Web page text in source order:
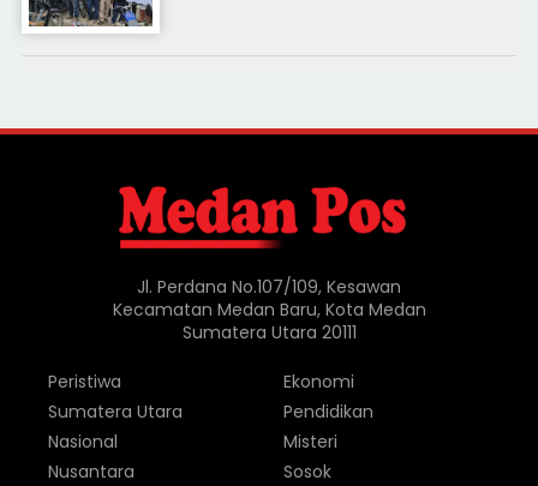
Jl. Perdana No.107/109, Kesawan
Kecamatan Medan Baru, Kota Medan
Sumatera Utara 20111
Peristiwa
Sumatera Utara
Nasional
Nusantara
Ekonomi
Pendidikan
Misteri
Sosok